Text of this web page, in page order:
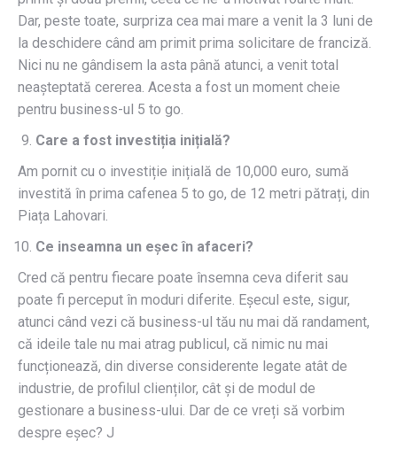
Dar, peste toate, surpriza cea mai mare a venit la 3 luni de
la deschidere când am primit prima solicitare de franciză.
Nici nu ne gândisem la asta până atunci, a venit total
neașteptată cererea. Acesta a fost un moment cheie
pentru business-ul 5 to go.
Care a fost investiția inițială?
Am pornit cu o investiție inițială de 10,000 euro, sumă
investită în prima cafenea 5 to go, de 12 metri pătrați, din
Piața Lahovari.
Ce inseamna un eșec în afaceri?
Cred că pentru fiecare poate însemna ceva diferit sau
poate fi perceput în moduri diferite. Eșecul este, sigur,
atunci când vezi că business-ul tău nu mai dă randament,
că ideile tale nu mai atrag publicul, că nimic nu mai
funcționează, din diverse considerente legate atât de
industrie, de profilul clienților, cât și de modul de
gestionare a business-ului. Dar de ce vreți să vorbim
despre eșec? J